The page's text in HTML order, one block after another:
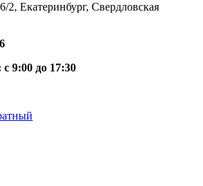
2, Екатеринбург, Свердловская
с 9:00 до 17:30